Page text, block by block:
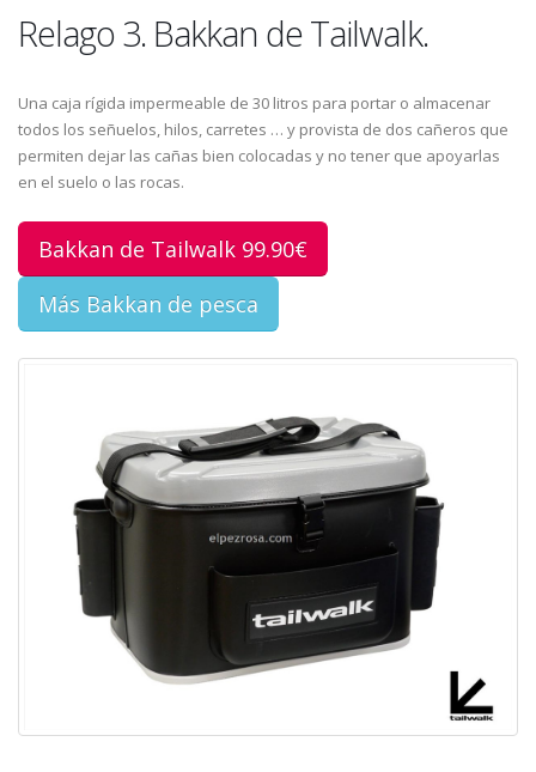
Relago 3. Bakkan de Tailwalk.
Una caja rígida impermeable de 30 litros para portar o almacenar
todos los señuelos, hilos, carretes … y provista de dos cañeros que
permiten dejar las cañas bien colocadas y no tener que apoyarlas
en el suelo o las rocas.
Bakkan de Tailwalk 99.90€
Más Bakkan de pesca